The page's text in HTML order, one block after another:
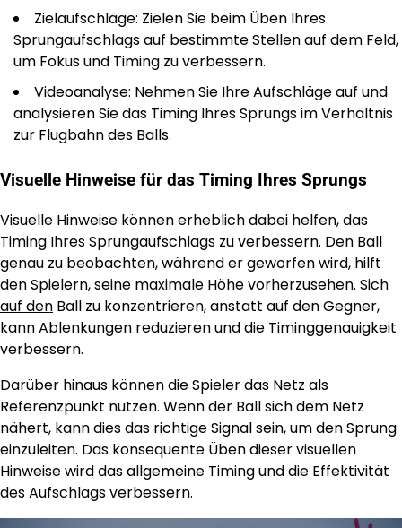
Zielaufschläge: Zielen Sie beim Üben Ihres
Sprungaufschlags auf bestimmte Stellen auf dem Feld,
um Fokus und Timing zu verbessern.
Videoanalyse: Nehmen Sie Ihre Aufschläge auf und
analysieren Sie das Timing Ihres Sprungs im Verhältnis
zur Flugbahn des Balls.
Visuelle Hinweise für das Timing Ihres Sprungs
Visuelle Hinweise können erheblich dabei helfen, das
Timing Ihres Sprungaufschlags zu verbessern. Den Ball
genau zu beobachten, während er geworfen wird, hilft
den Spielern, seine maximale Höhe vorherzusehen. Sich
auf den Ball zu konzentrieren, anstatt auf den Gegner,
kann Ablenkungen reduzieren und die Timinggenauigkeit
verbessern.
Darüber hinaus können die Spieler das Netz als
Referenzpunkt nutzen. Wenn der Ball sich dem Netz
nähert, kann dies das richtige Signal sein, um den Sprung
einzuleiten. Das konsequente Üben dieser visuellen
Hinweise wird das allgemeine Timing und die Effektivität
des Aufschlags verbessern.